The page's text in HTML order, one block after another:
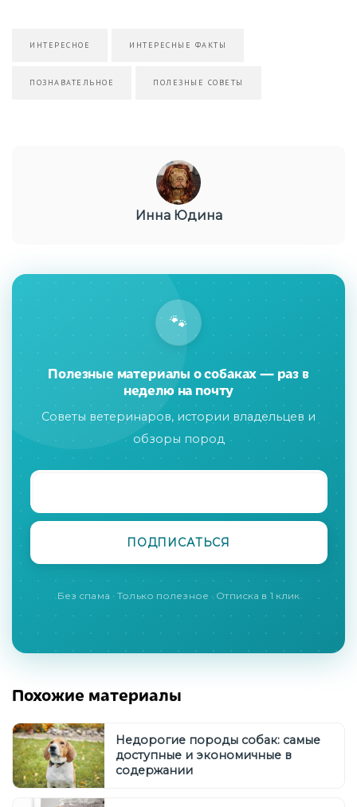
ИНТЕРЕСНОЕ ИНТЕРЕСНЫЕ ФАКТЫ
ПОЗНАВАТЕЛЬНОЕ ПОЛЕЗНЫЕ СОВЕТЫ
Инна Юдина
🐾
Полезные материалы о собаках — раз в
неделю на почту
Советы ветеринаров, истории владельцев и
обзоры пород
Без спама · Только полезное · Отписка в 1 клик
Похожие материалы
Недорогие породы собак: самые
доступные и экономичные в
содержании